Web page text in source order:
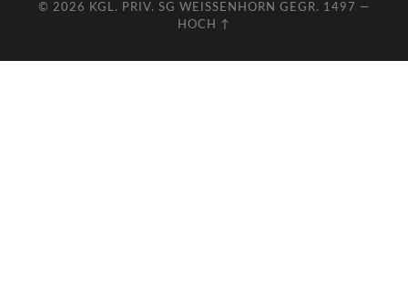
© 2026 KGL. PRIV. SG WEISSENHORN GEGR. 1497 —
HOCH ↑